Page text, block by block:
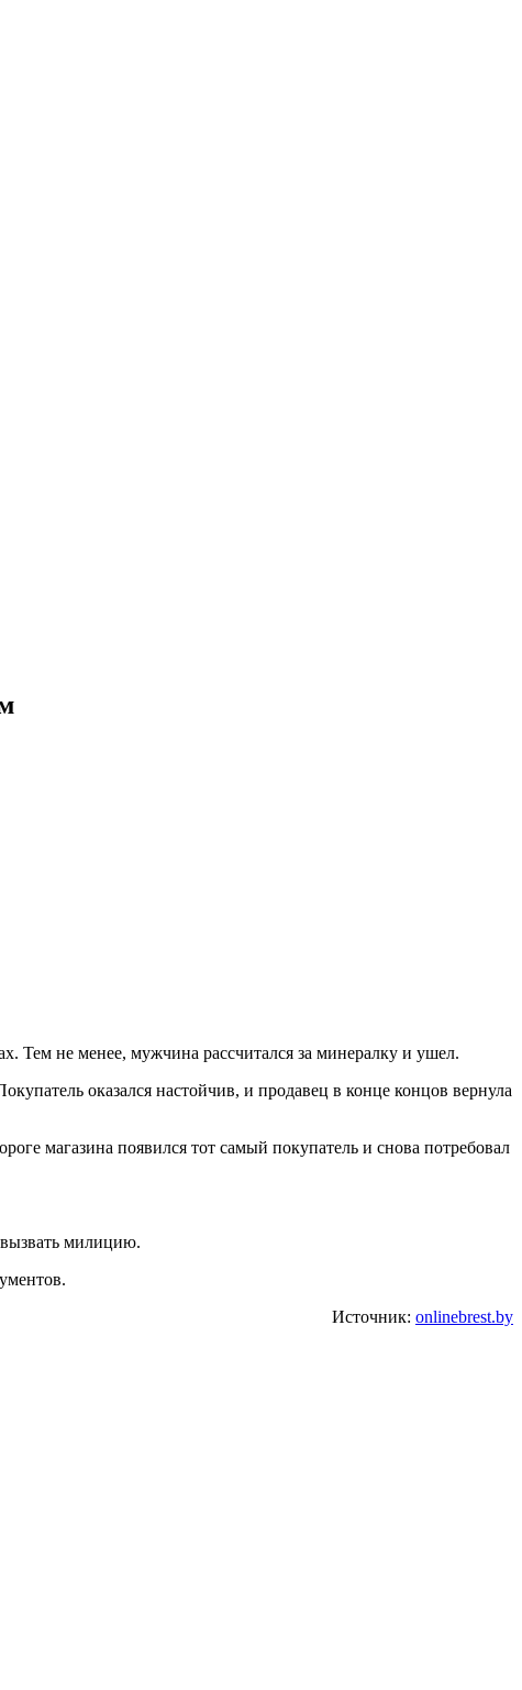
Тем не менее, мужчина рассчитался за минералку и ушел.
оказался настойчив, и продавец в конце концов вернула
магазина появился тот самый покупатель и снова потребовал
вызвать милицию.
Источник: onlinebrest.by